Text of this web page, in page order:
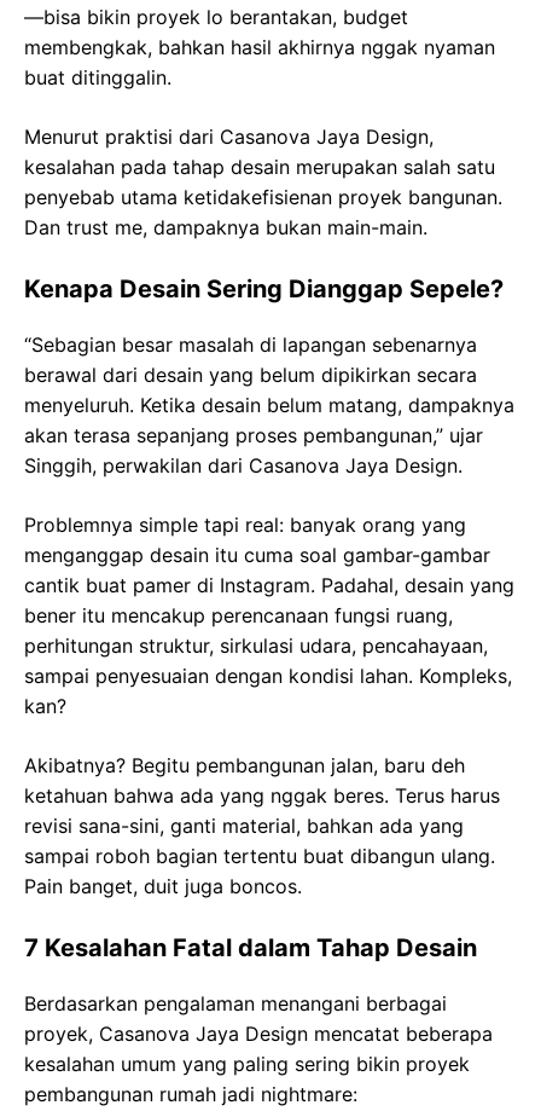
—bisa bikin proyek lo berantakan, budget
membengkak, bahkan hasil akhirnya nggak nyaman
buat ditinggalin.
Menurut praktisi dari Casanova Jaya Design,
kesalahan pada tahap desain merupakan salah satu
penyebab utama ketidakefisienan proyek bangunan.
Dan trust me, dampaknya bukan main-main.
Kenapa Desain Sering Dianggap Sepele?
“Sebagian besar masalah di lapangan sebenarnya
berawal dari desain yang belum dipikirkan secara
menyeluruh. Ketika desain belum matang, dampaknya
akan terasa sepanjang proses pembangunan,” ujar
Singgih, perwakilan dari Casanova Jaya Design.
Problemnya simple tapi real: banyak orang yang
menganggap desain itu cuma soal gambar-gambar
cantik buat pamer di Instagram. Padahal, desain yang
bener itu mencakup perencanaan fungsi ruang,
perhitungan struktur, sirkulasi udara, pencahayaan,
sampai penyesuaian dengan kondisi lahan. Kompleks,
kan?
Akibatnya? Begitu pembangunan jalan, baru deh
ketahuan bahwa ada yang nggak beres. Terus harus
revisi sana-sini, ganti material, bahkan ada yang
sampai roboh bagian tertentu buat dibangun ulang.
Pain banget, duit juga boncos.
7 Kesalahan Fatal dalam Tahap Desain
Berdasarkan pengalaman menangani berbagai
proyek, Casanova Jaya Design mencatat beberapa
kesalahan umum yang paling sering bikin proyek
pembangunan rumah jadi nightmare: